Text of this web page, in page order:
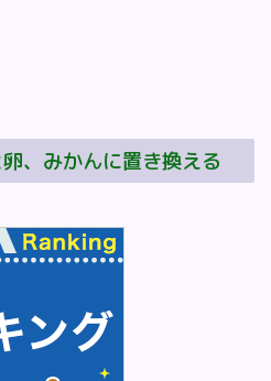
、みかんに置き換える